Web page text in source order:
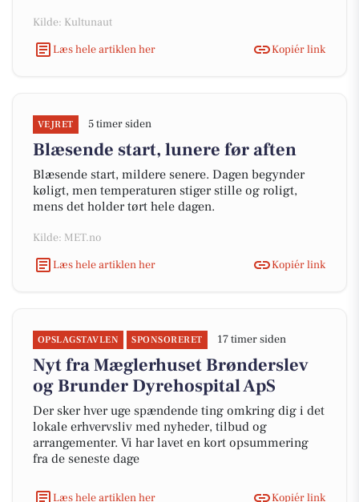
Kilde: Kultunaut
Læs hele artiklen her
Kopiér link
VEJRET 5 timer siden
Blæsende start, lunere før aften
Blæsende start, mildere senere. Dagen begynder
køligt, men temperaturen stiger stille og roligt,
mens det holder tørt hele dagen.
Kilde: MET.no
Læs hele artiklen her
Kopiér link
OPSLAGSTAVLEN SPONSORERET 17 timer siden
Nyt fra Mæglerhuset Brønderslev
og Brunder Dyrehospital ApS
Der sker hver uge spændende ting omkring dig i det
lokale erhvervsliv med nyheder, tilbud og
arrangementer. Vi har lavet en kort opsummering
fra de seneste dage
Læs hele artiklen her Kopiér link